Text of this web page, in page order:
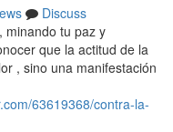
Discuss
minando tu paz y
que la actitud de la
, sino una manifestación
63619368/contra-la-